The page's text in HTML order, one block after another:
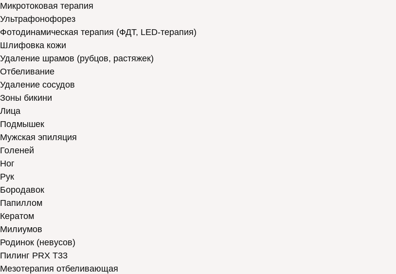
Микротоковая терапия
Ультрафонофорез
Фотодинамическая терапия (ФДТ, LED-терапия)
Шлифовка кожи
Удаление шрамов (рубцов, растяжек)
Отбеливание
Удаление сосудов
Зоны бикини
Лица
Подмышек
Мужская эпиляция
Голеней
Ног
Рук
Бородавок
Папиллом
Кератом
Милиумов
Родинок (невусов)
Пилинг PRX T33
Мезотерапия отбеливающая